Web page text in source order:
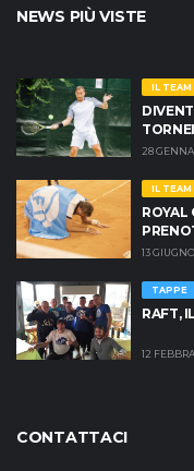
NEWS PIÙ VISTE
IL TEAM
28
IL TEAM
ROYAL
13
TAPPE
RAFT,
12
CONTATTACI